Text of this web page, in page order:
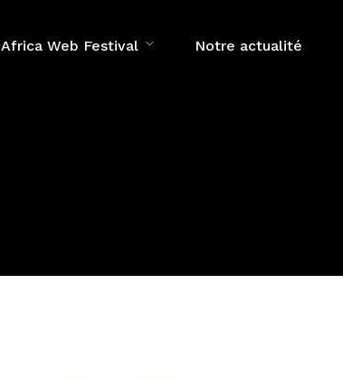
Africa Web Festival Notre actualité